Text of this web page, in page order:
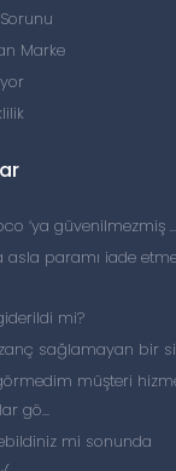
Marke
‘ya güvenilmezmiş
paramı iade
mi?
sağlamayan bir
müşteri
gö...
mi sonunda